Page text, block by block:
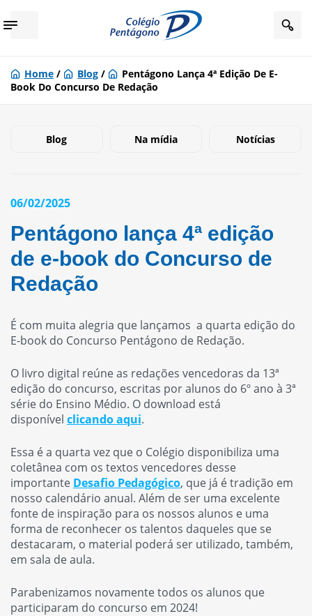
Home / Blog /
Pentágono Lança 4ª Edição De E-
Book Do Concurso De Redação
Blog Na mídia Notícias
06/02/2025
Pentágono lança 4ª edição
de e-book do Concurso de
Redação
É com muita alegria que lançamos a quarta edição do
E-book do Concurso Pentágono de Redação.
O livro digital reúne as redações vencedoras da 13ª
edição do concurso, escritas por alunos do 6º ano à 3ª
série do Ensino Médio. O download está
disponível clicando aqui.
Essa é a quarta vez que o Colégio disponibiliza uma
coletânea com os textos vencedores desse
importante Desafio Pedagógico, que já é tradição em
nosso calendário anual. Além de ser uma excelente
fonte de inspiração para os nossos alunos e uma
forma de reconhecer os talentos daqueles que se
destacaram, o material poderá ser utilizado, também,
em sala de aula.
Parabenizamos novamente todos os alunos que
participaram do concurso em 2024!